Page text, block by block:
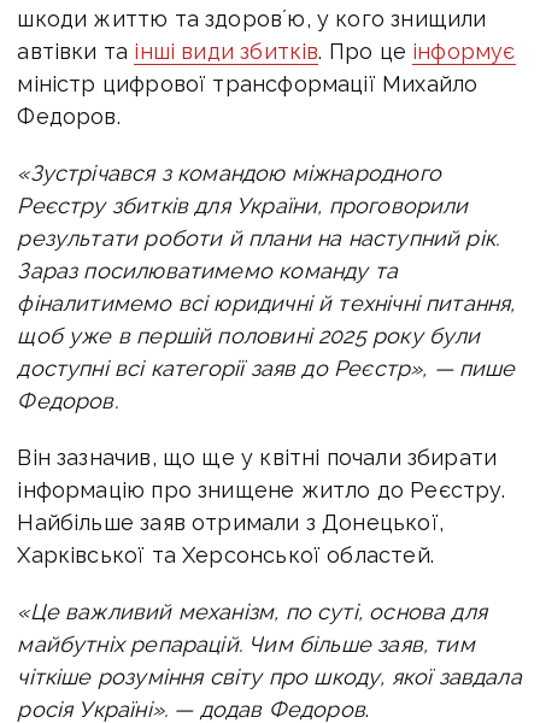
шкоди життю та здоровʼю, у кого знищили
автівки та інші види збитків. Про це інформує
міністр цифрової трансформації Михайло
Федоров.
«Зустрічався з командою міжнародного
Реєстру збитків для України, проговорили
результати роботи й плани на наступний рік.
Зараз посилюватимемо команду та
фіналитимемо всі юридичні й технічні питання,
щоб уже в першій половині 2025 року були
доступні всі категорії заяв до Реєстр», — пише
Федоров.
Він зазначив, що ще у квітні почали збирати
інформацію про знищене житло до Реєстру.
Найбільше заяв отримали з Донецької,
Харківської та Херсонської областей.
«Це важливий механізм, по суті, основа для
майбутніх репарацій. Чим більше заяв, тим
чіткіше розуміння світу про шкоду, якої завдала
росія Україні». — додав Федоров.